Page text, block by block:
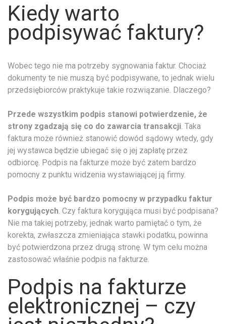
Kiedy warto
podpisywać faktury?
Wobec tego nie ma potrzeby sygnowania faktur. Chociaż
dokumenty te nie muszą być podpisywane, to jednak wielu
przedsiębiorców praktykuje takie rozwiązanie. Dlaczego?
Przede wszystkim podpis stanowi potwierdzenie, że
strony zgadzają się co do zawarcia transakcji . Taka
faktura może również stanowić dowód sądowy wtedy, gdy
jej wystawca będzie ubiegać się o jej zapłatę przez
odbiorcę. Podpis na fakturze może być zatem bardzo
pomocny z punktu widzenia wystawiającej ją firmy.
Podpis może być bardzo pomocny w przypadku faktur
korygujących . Czy faktura korygująca musi być podpisana?
Nie ma takiej potrzeby, jednak warto pamiętać o tym, że
korekta, zwłaszcza zmieniająca stawki podatku, powinna
być potwierdzona przez drugą stronę. W tym celu można
zastosować właśnie podpis na fakturze.
Podpis na fakturze
elektronicznej – czy